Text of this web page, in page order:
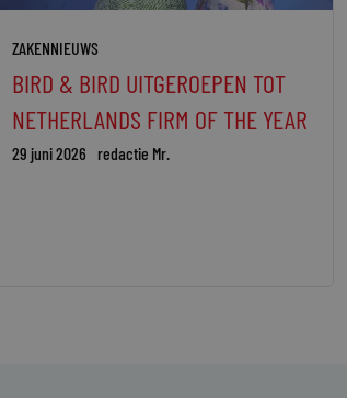
ZAKENNIEUWS
BIRD & BIRD UITGEROEPEN TOT
NETHERLANDS FIRM OF THE YEAR
29 juni 2026 redactie Mr.